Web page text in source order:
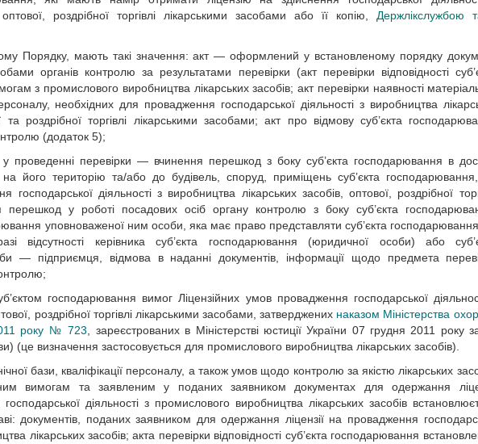
роздрібної торгівлі лікарськими засобами або її копію, Держлікслужбою
Порядку, мають такі значення: акт — оформлений у встановленому порядку
органів контролю за результатами перевірки (акт перевірки відповідності
з промислового виробництва лікарських засобів; акт перевірки наявності
необхідних для провадження господарської діяльності з виробництва
роздрібної торгівлі лікарськими засобами; акт про відмову суб’єкта
(додаток 5);
у проведенні перевірки — вчинення перешкод з боку суб’єкта господарювання в
його територію та/або до будівель, споруд, приміщень суб’єкта господарювання,
діяльності з виробництва лікарських засобів, оптової, роздрібної
перешкод у роботі посадових осіб органу контролю з боку суб’єкта
уповноваженої ним особи, яка має право представляти суб’єкта господарювання
відсутності керівника суб’єкта господарювання (юридичної особи) або
— підприємця, відмова в наданні документів, інформації щодо предмета
господарювання вимог Ліцензійних умов провадження господарської
роздрібної торгівлі лікарськими засобами, затверджених наказом Міністерства
року № 723 , зареєстрованих в Міністерстві юстиції України 07 грудня 2011 року
(це визначення застосовується для промислового виробництва лікарських засобів).
бази, кваліфікації персоналу, а також умов щодо контролю за якістю лікарських
вимогам та заявленим у поданих заявником документах для одержання
діяльності з промислового виробництва лікарських засобів
документів, поданих заявником для одержання ліцензії на провадження
лікарських засобів; акта перевірки відповідності суб’єкта господарювання